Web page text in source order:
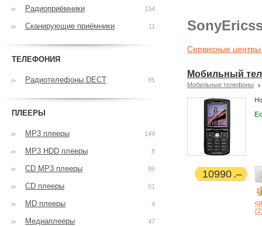
Сервисные
Мобильный
Мобильные телефоны
10990
(2
Радиоприёмники 134
Сканирующие приёмники 11
ТЕЛЕФОНИЯ
Радиотелефоны DECT 85
ПЛЕЕРЫ
MP3 плееры 149
MP3 HDD плееры 8
CD MP3 плееры 86
CD плееры 51
MD плееры 4
Медиаплееры 47